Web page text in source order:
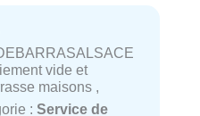
vide et
maisons ,
: Service de